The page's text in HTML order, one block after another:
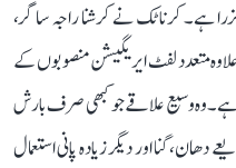
ہے۔ کرناٹک نے کرشنا راجہ ساگر،
علاوہ متعدد لفٹ ایریگیشن منصوبوں کے
وہ وسیع علاقے جو کبھی صرف بارش
گنا اور دیگر زیادہ پانی استعمال